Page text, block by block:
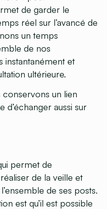
de garder le
réel sur l’avancé de
un temps
de nos
instantanément et
ultérieure.
un lien
d’échanger aussi sur
permet de
de la veille et
de ses posts.
est qu’il est possible